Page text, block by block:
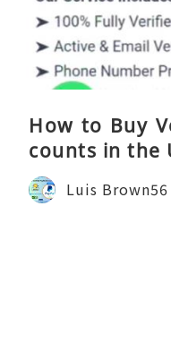
How to Buy
counts in the
Luis Brown56